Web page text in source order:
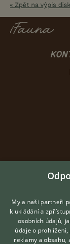
« Zpět na výpis
My a naši partneři
k ukládání a
osobních údajů,
údaje o
reklamy a obsahu,